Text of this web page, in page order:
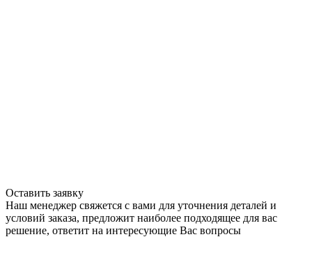
Оставить заявку
Наш менеджер свяжется с вами для уточнения деталей и
условий заказа, предложит наиболее подходящее для вас
решение, ответит на интересующие Вас вопросы